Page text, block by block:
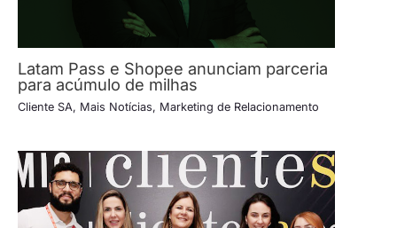
Latam Pass e Shopee anunciam parceria
para acúmulo de milhas
Cliente SA, Mais Notícias, Marketing de Relacionamento